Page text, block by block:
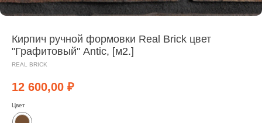
Кирпич ручной формовки Real Brick цвет
"Графитовый" Antic, [м2.]
REAL BRICK
12 600,00 ₽
Цвет